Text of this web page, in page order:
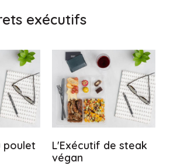
exécutifs
poulet
L'Exécutif de steak
végan